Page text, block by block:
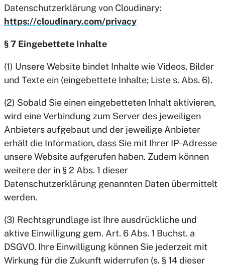
Datenschutzerklärung von Cloudinary:
https://cloudinary.com/privacy
§ 7 Eingebettete Inhalte
(1) Unsere Website bindet Inhalte wie Videos, Bilder
und Texte ein (eingebettete Inhalte; Liste s. Abs. 6).
(2) Sobald Sie einen eingebetteten Inhalt aktivieren,
wird eine Verbindung zum Server des jeweiligen
Anbieters aufgebaut und der jeweilige Anbieter
erhält die Information, dass Sie mit Ihrer IP-Adresse
unsere Website aufgerufen haben. Zudem können
weitere der in § 2 Abs. 1 dieser
Datenschutzerklärung genannten Daten übermittelt
werden.
(3) Rechtsgrundlage ist Ihre ausdrückliche und
aktive Einwilligung gem. Art. 6 Abs. 1 Buchst. a
DSGVO. Ihre Einwilligung können Sie jederzeit mit
Wirkung für die Zukunft widerrufen (s. § 14 dieser